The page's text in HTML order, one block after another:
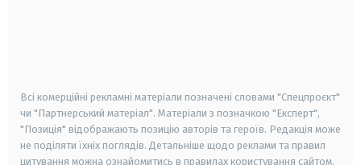
Всі комерційні рекламні матеріали позначені словами "Спецпроєкт"
чи "Партнерський матеріал". Матеріали з позначкою "Експерт",
"Позиція" відображають позицію авторів та героїв. Редакція може
не поділяти їхніх поглядів. Детальніше щодо реклами та правил
цитування можна ознайомитись в правилах користування сайтом.